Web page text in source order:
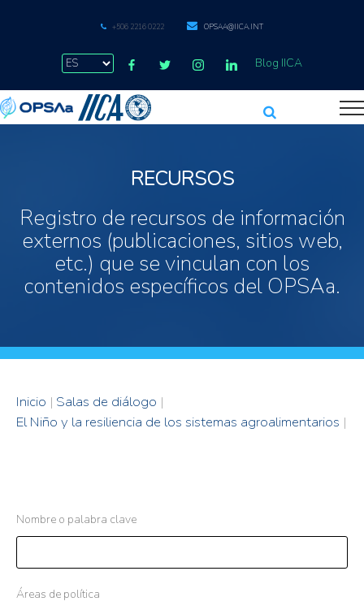
+506 2216 0222 OPSAA@IICA.INT
Blog IICA
RECURSOS
Registro de recursos de información
externos (publicaciones, sitios web,
etc.) que se vinculan con los
contenidos específicos del OPSAa.
Inicio | Salas de diálogo |
El Niño y la resiliencia de los sistemas agroalimentarios |
Nombre o palabra clave
Áreas de política